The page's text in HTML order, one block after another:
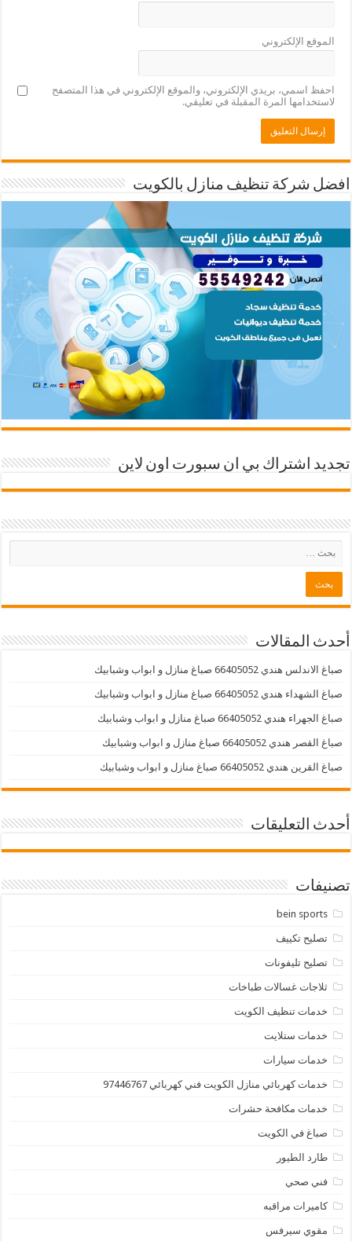
الموقع الإلكتروني
احفظ اسمي، بريدي الإلكتروني، والموقع الإلكتروني في هذا المتصفح
لاستخدامها المرة المقبلة في تعليقي.
افضل شركة تنظيف منازل بالكويت
تجديد اشتراك بي ان سبورت اون لاين
أحدث المقالات
صباغ الاندلس هندي 66405052 صباغ منازل و ابواب وشبابيك
صباغ الشهداء هندي 66405052 صباغ منازل و ابواب وشبابيك
صباغ الجهراء هندي 66405052 صباغ منازل و ابواب وشبابيك
صباغ القصر هندي 66405052 صباغ منازل و ابواب وشبابيك
صباغ القرين هندي 66405052 صباغ منازل و ابواب وشبابيك
أحدث التعليقات
تصنيفات
bein sports
تصليح تكييف
تصليح تليفونات
ثلاجات غسالات طباخات
خدمات تنظيف الكويت
خدمات ستلايت
خدمات سيارات
خدمات كهربائي منازل الكويت فني كهربائي 97446767
خدمات مكافحة حشرات
صباغ في الكويت
طارد الطيور
فني صحي
كاميرات مراقبه
مقوي سيرفس